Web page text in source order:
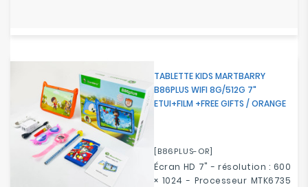
TABLETTE KIDS MARTBARRY
B86PLUS WIFI 8G/512G 7"
ETUI+FILM +FREE GIFTS / ORANGE
[B86PLUS-OR]
Écran HD 7" - résolution : 600
× 1024 - Processeur MTK6735